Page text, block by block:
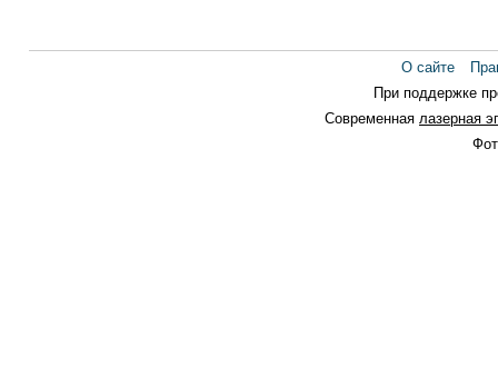
О сайте
При поддержке
Современная лазерная